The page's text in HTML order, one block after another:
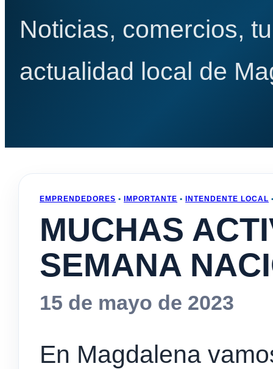
Noticias, comercios,
actualidad local de
EMPRENDEDORES • IMPORTANTE • INTENDENTE LOCAL
MUCHAS
SEMANA
15 de mayo de 2023
En Magdalena